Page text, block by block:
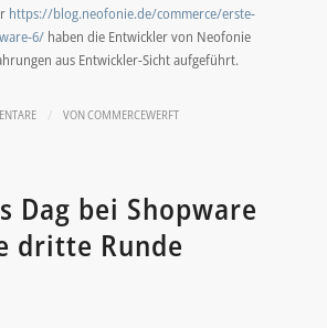
https://blog.neofonie.de/commerce/erste-
6/haben die Entwickler von Neofonie
aus Entwickler-Sicht aufgeführt.
/ VONCOMMERCEWERFT
Dag bei Shopware
dritte Runde